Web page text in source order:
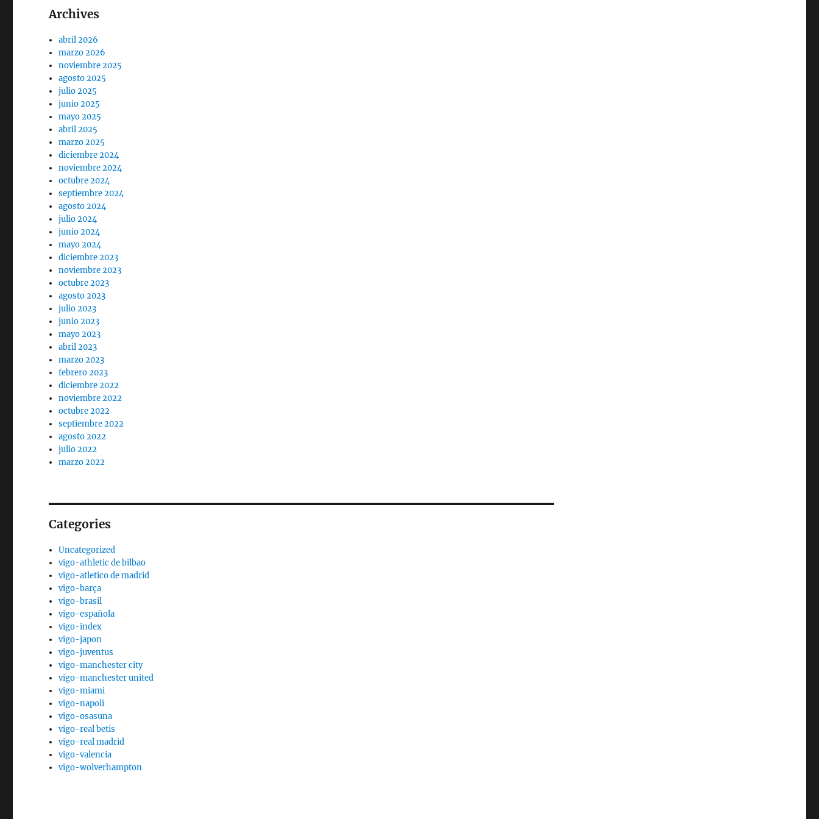
Archives
abril 2026
marzo 2026
noviembre 2025
agosto 2025
julio 2025
junio 2025
mayo 2025
abril 2025
marzo 2025
diciembre 2024
noviembre 2024
octubre 2024
septiembre 2024
agosto 2024
julio 2024
junio 2024
mayo 2024
diciembre 2023
noviembre 2023
octubre 2023
agosto 2023
julio 2023
junio 2023
mayo 2023
abril 2023
marzo 2023
febrero 2023
diciembre 2022
noviembre 2022
octubre 2022
septiembre 2022
agosto 2022
julio 2022
marzo 2022
Categories
Uncategorized
vigo-athletic de bilbao
vigo-atletico de madrid
vigo-barça
vigo-brasil
vigo-española
vigo-index
vigo-japon
vigo-juventus
vigo-manchester city
vigo-manchester united
vigo-miami
vigo-napoli
vigo-osasuna
vigo-real betis
vigo-real madrid
vigo-valencia
vigo-wolverhampton